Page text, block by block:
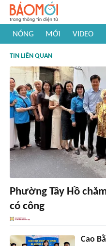
NÓNG MỚI VIDEO
#Khám phá thế giới
TIN LIÊN QUAN
Phường Tây Hồ
có công
Cao